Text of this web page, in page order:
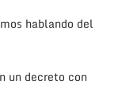
hablando del
un decreto con